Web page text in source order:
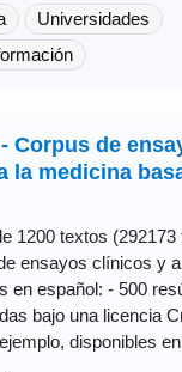
Universidades
Corpus de
la medicina
1200 textos (292173
ensayos clínicos y
en español: - 500
bajo una licencia
disponibles